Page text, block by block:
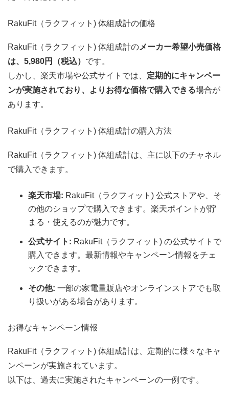
RakuFit（ラクフィット) 体組成計の価格
RakuFit（ラクフィット) 体組成計のメーカー希望小売価格
は、5,980円（税込） です。
しかし、楽天市場や公式サイトでは、 定期的にキャンペー
ンが実施されており、よりお得な価格で購入できる場合が
あります。
RakuFit（ラクフィット) 体組成計の購入方法
RakuFit（ラクフィット) 体組成計は、主に以下のチャネル
で購入できます。
楽天市場: RakuFit（ラクフィット) 公式ストアや、そ
の他のショップで購入できます。楽天ポイントが貯
まる・使えるのが魅力です。
公式サイト: RakuFit（ラクフィット) の公式サイトで
購入できます。最新情報やキャンペーン情報をチェ
ックできます。
その他: 一部の家電量販店やオンラインストアでも取
り扱いがある場合があります。
お得なキャンペーン情報
RakuFit（ラクフィット) 体組成計は、定期的に様々なキャ
ンペーンが実施されています。
以下は、過去に実施されたキャンペーンの一例です。